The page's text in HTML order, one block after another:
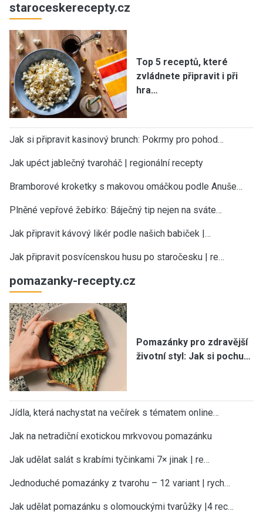
staroceskerecepty.cz
Top 5 receptů, které
zvládnete připravit i při
hra…
Jak si připravit kasinový brunch: Pokrmy pro pohod…
Jak upéct jablečný tvaroháč | regionální recepty
Bramborové kroketky s makovou omáčkou podle Anuše…
Plněné vepřové žebírko: Báječný tip nejen na sváte…
Jak připravit kávový likér podle našich babiček |…
Jak připravit posvícenskou husu po staročesku | re…
pomazanky-recepty.cz
Pomazánky pro zdravější
životní styl: Jak si pochu…
Jídla, která nachystat na večírek s tématem online…
Jak na netradiční exotickou mrkvovou pomazánku
Jak udělat salát s krabími tyčinkami 7× jinak | re…
Jednoduché pomazánky z tvarohu – 12 variant | rych…
Jak udělat pomazánku s olomouckými tvarůžky |4 rec…